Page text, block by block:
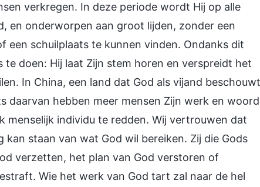
verkregen. In deze periode wordt Hij op alle
en onderworpen aan groot lijden, zonder een
schuilplaats te kunnen vinden. Ondanks dit
doen: Hij laat Zijn stem horen en verspreidt het
In China, een land dat God als vijand
daarvan hebben meer mensen Zijn werk en woord
menselijk individu te redden. Wij vertrouwen dat
staan van wat God wil bereiken. Zij die Gods
verzetten, het plan van God verstoren of
Wie het werk van God tart zal naar de hel